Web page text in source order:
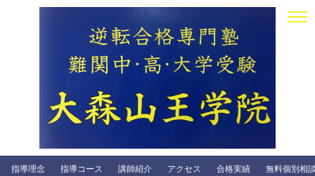
指導理念 指導コース 講師紹介 アクセス 合格実績 無料個別相